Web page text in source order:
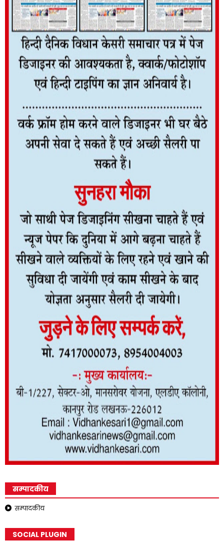
सम्पादकीय
सम्पादकीय
SOCIAL PLUGIN